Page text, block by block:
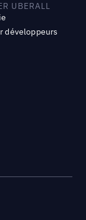
UBERALL
développeurs